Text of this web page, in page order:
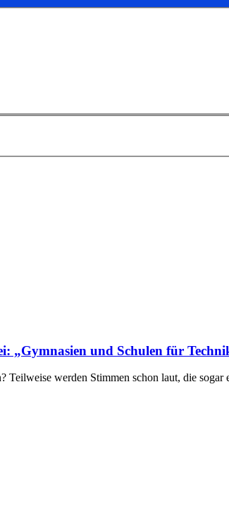
„Gymnasien und Schulen für
Teilweise werden Stimmen schon laut, die